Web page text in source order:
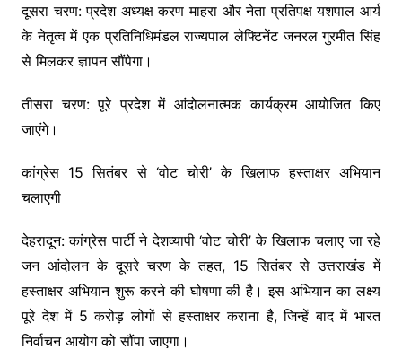
दूसरा चरण: प्रदेश अध्यक्ष करण माहरा और नेता प्रतिपक्ष यशपाल आर्य
के नेतृत्व में एक प्रतिनिधिमंडल राज्यपाल लेफ्टिनेंट जनरल गुरमीत सिंह
से मिलकर ज्ञापन सौंपेगा।
तीसरा चरण: पूरे प्रदेश में आंदोलनात्मक कार्यक्रम आयोजित किए
जाएंगे।
कांग्रेस 15 सितंबर से ‘वोट चोरी’ के खिलाफ हस्ताक्षर अभियान
चलाएगी
देहरादून: कांग्रेस पार्टी ने देशव्यापी ‘वोट चोरी’ के खिलाफ चलाए जा रहे
जन आंदोलन के दूसरे चरण के तहत, 15 सितंबर से उत्तराखंड में
हस्ताक्षर अभियान शुरू करने की घोषणा की है। इस अभियान का लक्ष्य
पूरे देश में 5 करोड़ लोगों से हस्ताक्षर कराना है, जिन्हें बाद में भारत
निर्वाचन आयोग को सौंपा जाएगा।